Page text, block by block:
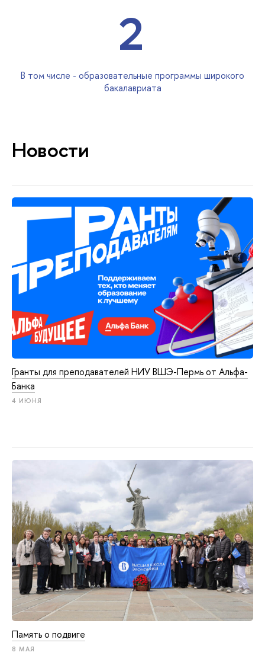
2
В том числе - образовательные программы широкого
бакалавриата
Новости
Гранты для преподавателей НИУ ВШЭ-Пермь от Альфа-
Банка
4 ИЮНЯ
Память о подвиге
8 МАЯ